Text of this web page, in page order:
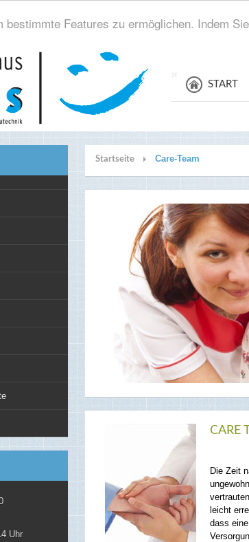
Features zu ermöglichen. Indem
START
Startseite Care-Team
CARE
Die Zeit
leicht
dass
Uhr